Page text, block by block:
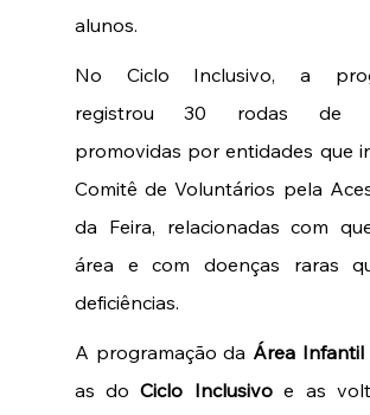
alunos.
No Ciclo Inclusivo, a
registrou 30 rodas de
promovidas por entidades que
Comitê de Voluntários pela
da Feira, relacionadas com
área e com doenças raras
deficiências.
A programação da Área
as do Ciclo Inclusivo